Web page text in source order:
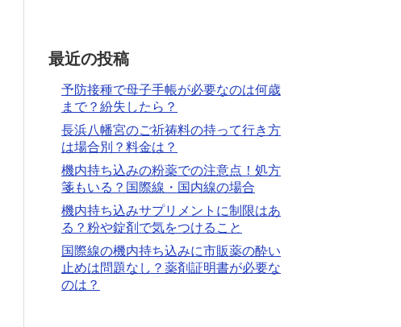
最近の投稿
予防接種で母子手帳が必要なのは何歳
まで？紛失したら？
長浜八幡宮のご祈祷料の持って行き方
は場合別？料金は？
機内持ち込みの粉薬での注意点！処方
箋もいる？国際線・国内線の場合
機内持ち込みサプリメントに制限はあ
る？粉や錠剤で気をつけること
国際線の機内持ち込みに市販薬の酔い
止めは問題なし？薬剤証明書が必要な
のは？